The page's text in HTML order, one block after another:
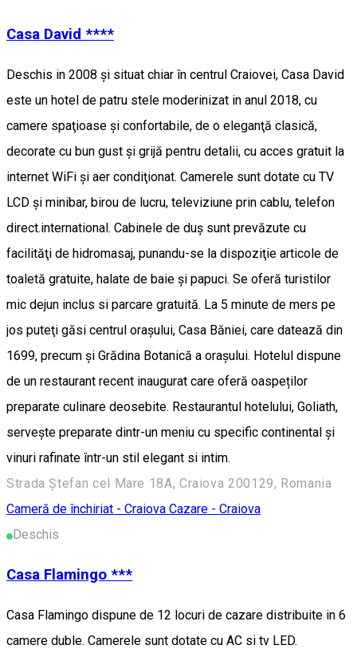
Casa David ****
Deschis in 2008 şi situat chiar în centrul Craiovei, Casa David
este un hotel de patru stele moderinizat in anul 2018, cu
camere spaţioase şi confortabile, de o eleganţă clasică,
decorate cu bun gust şi grijă pentru detalii, cu acces gratuit la
internet WiFi şi aer condiţionat. Camerele sunt dotate cu TV
LCD şi minibar, birou de lucru, televiziune prin cablu, telefon
direct.international. Cabinele de duş sunt prevăzute cu
facilităţi de hidromasaj, punandu-se la dispoziţie articole de
toaletă gratuite, halate de baie şi papuci. Se oferă turistilor
mic dejun inclus si parcare gratuită. La 5 minute de mers pe
jos puteţi găsi centrul oraşului, Casa Băniei, care datează din
1699, precum şi Grădina Botanică a oraşului. Hotelul dispune
de un restaurant recent inaugurat care oferă oaspeților
preparate culinare deosebite. Restaurantul hotelului, Goliath,
servește preparate dintr-un meniu cu specific continental și
vinuri rafinate într-un stil elegant si intim.
Strada Ștefan cel Mare 18A, Craiova 200129, Romania
Cameră de închiriat - Craiova Cazare - Craiova
Deschis
Casa Flamingo ***
Casa Flamingo dispune de 12 locuri de cazare distribuite in 6
camere duble. Camerele sunt dotate cu AC si tv LED.